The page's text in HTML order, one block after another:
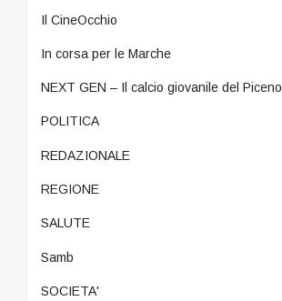
Il CineOcchio
In corsa per le Marche
NEXT GEN – Il calcio giovanile del Piceno
POLITICA
REDAZIONALE
REGIONE
SALUTE
Samb
SOCIETA'